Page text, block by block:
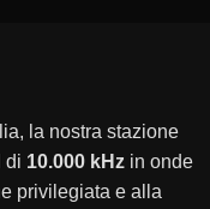
la nostra stazione
di 10.000 kHz in onde
privilegiata e alla